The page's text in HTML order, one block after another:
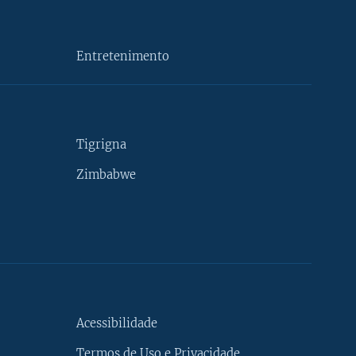
Entretenimento
Tigrigna
Zimbabwe
Acessibilidade